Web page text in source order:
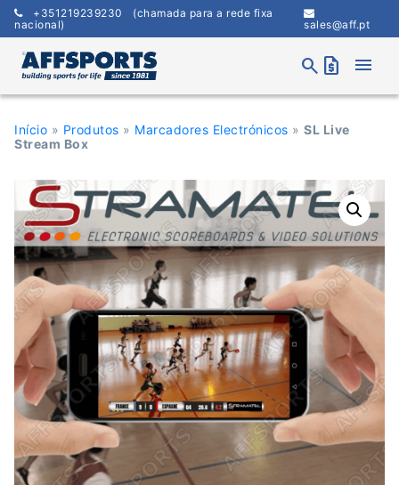
Skip
content
+351219239230 (chamada para a rede fixa
nacional)
sales@aff.pt
search request_quote menu
Início » Produtos » Marcadores Electrónicos » SL Live
Stream Box